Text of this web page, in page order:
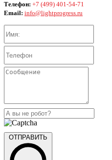
Телефон: +7 (499) 401-54-71
Email: info@lightprogress.ru
ОТПРАВИТЬ